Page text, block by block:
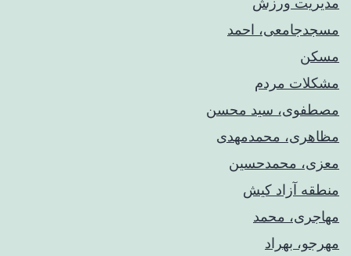
مسجدجامعی، احمد
مسکن
مشکلات مردم
مصطفوی، سید محسن
مظاهری، محمدمهدی
معزی، محمدحسین
منطقه آزاد کیش
مهاجری، محمد
مهرجو، بهراد